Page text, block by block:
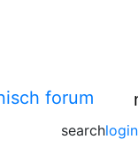
login
search